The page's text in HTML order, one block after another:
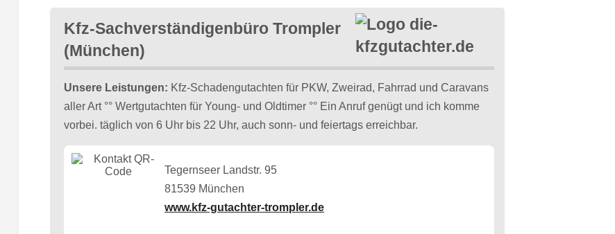
Kfz-Sachverständigenbüro Trompler
(München)
Unsere Leistungen: Kfz-Schadengutachten für PKW, Zweirad, Fahrrad und Caravans
aller Art °° Wertgutachten für Young- und Oldtimer °° Ein Anruf genügt und ich komme
vorbei. täglich von 6 Uhr bis 22 Uhr, auch sonn- und feiertags erreichbar.
Tegernseer Landstr. 95
81539 München
www.kfz-gutachter-trompler.de